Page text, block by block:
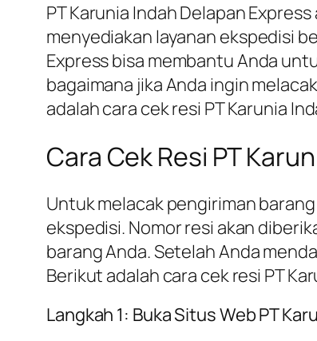
PT Karunia Indah Delapan
menyediakan layanan ekspedisi
Express bisa membantu Anda
bagaimana jika Anda ingin
adalah cara cek resi PT Karunia
Cara Cek Resi PT
Untuk melacak pengiriman
ekspedisi. Nomor resi akan
barang Anda. Setelah Anda
Berikut adalah cara cek resi PT
Langkah 1: Buka Situs Web PT